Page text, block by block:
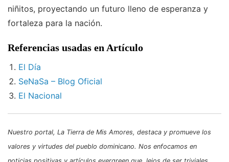
niñitos, proyectando un futuro lleno de esperanza y
fortaleza para la nación.
Referencias usadas en Artículo
El Día
SeNaSa – Blog Oficial
El Nacional
Nuestro portal, La Tierra de Mis Amores, destaca y promueve los
valores y virtudes del pueblo dominicano. Nos enfocamos en